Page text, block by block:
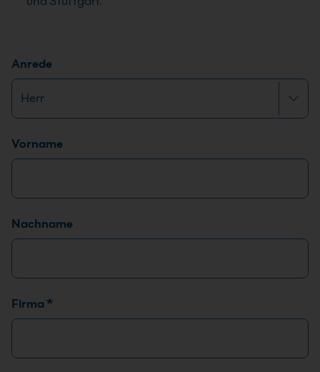
Anrede
Name*
Vorname
Nachname
Firma *